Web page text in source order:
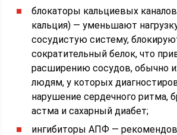
блокаторы кальциевых
кальция) — уменьшают
сосудистую систему,
сократительный белок, что
расширению сосудов, обычно
людям, у которых
нарушение сердечного ритма,
астма и сахарный диабет;
ингибиторы АПФ —